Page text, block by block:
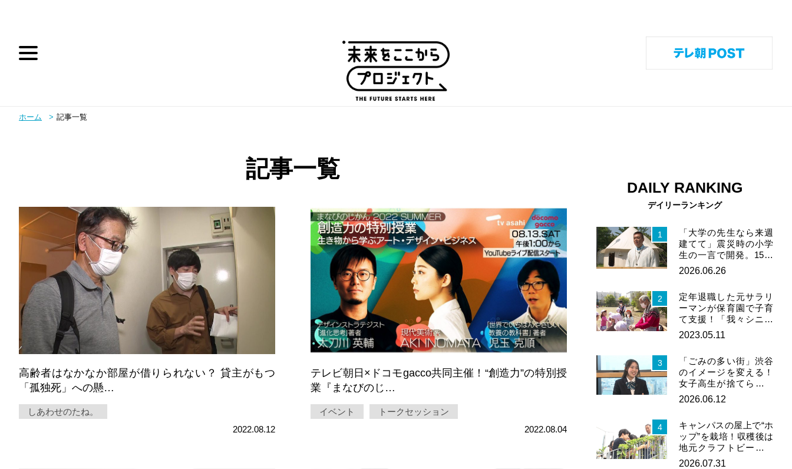
お問い合わせ
サイト利用規約
プライバシーポリシー
instagram rss
ホーム 記事一覧
記事一覧
高齢者はなかなか部屋が借りられない？ 貸主がもつ
「孤独死」への懸…
しあわせのたね。
2022.08.12
テレビ朝日×ドコモgacco共同主催！“創造力”の特別授
業『まなびのじ…
イベント
トークセッション
2022.08.04
DAILY RANKING
デイリーランキング
1
「大学の先生なら来週
建てて」震災時の小学
生の一言で開発。15分
で誰でも作れる「イン
ス…
2026.06.26
2
定年退職した元サラリ
ーマンが保育園で子育
て支援！「我々シニア
でも役割はある」
2023.05.11
3
「ごみの多い街」渋谷
のイメージを変える！
女子高生が捨てられる
服を“捨てない思い
出”に…
2026.06.12
4
キャンパスの屋上で“ホ
ップ”を栽培！収穫後は
地元クラフトビールへ
都市緑化にも効果
2026.07.31